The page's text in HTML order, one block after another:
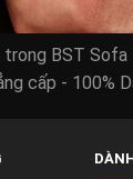
trị đẹp nhất
nhà bạn
trong BST
cấp - 100%